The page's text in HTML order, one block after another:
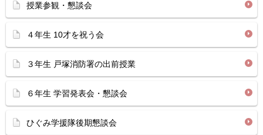
授業参観・懇談会
４年生 10才を祝う会
３年生 戸塚消防署の出前授業
６年生 学習発表会・懇談会
ひぐみ学援隊後期懇談会